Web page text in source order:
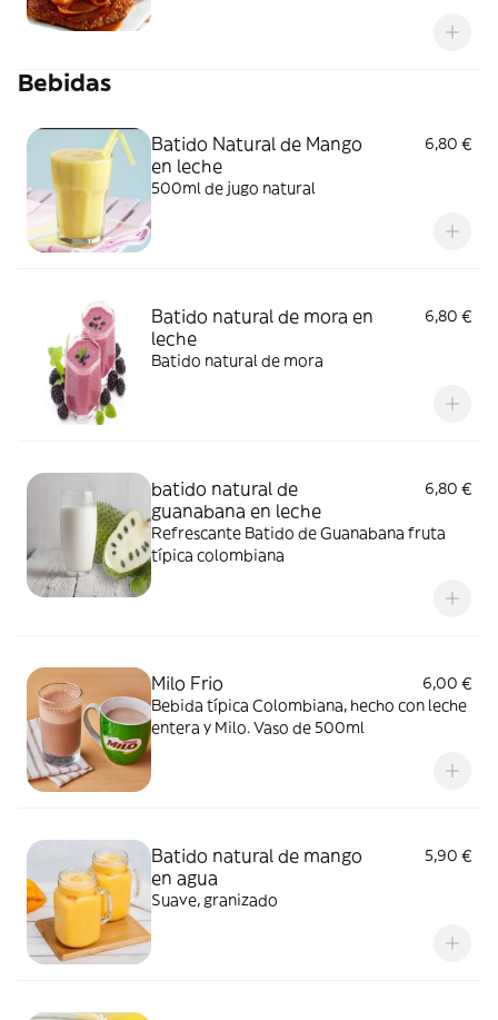
Bebidas
Batido Natural de Mango
en leche
6,80 €
500ml de jugo natural
Batido natural de mora en
leche
6,80 €
Batido natural de mora
batido natural de
guanabana en leche
6,80 €
Refrescante Batido de Guanabana fruta
típica colombiana
Milo Frio
6,00 €
Bebida típica Colombiana, hecho con leche
entera y Milo. Vaso de 500ml
Batido natural de mango
en agua
5,90 €
Suave, granizado